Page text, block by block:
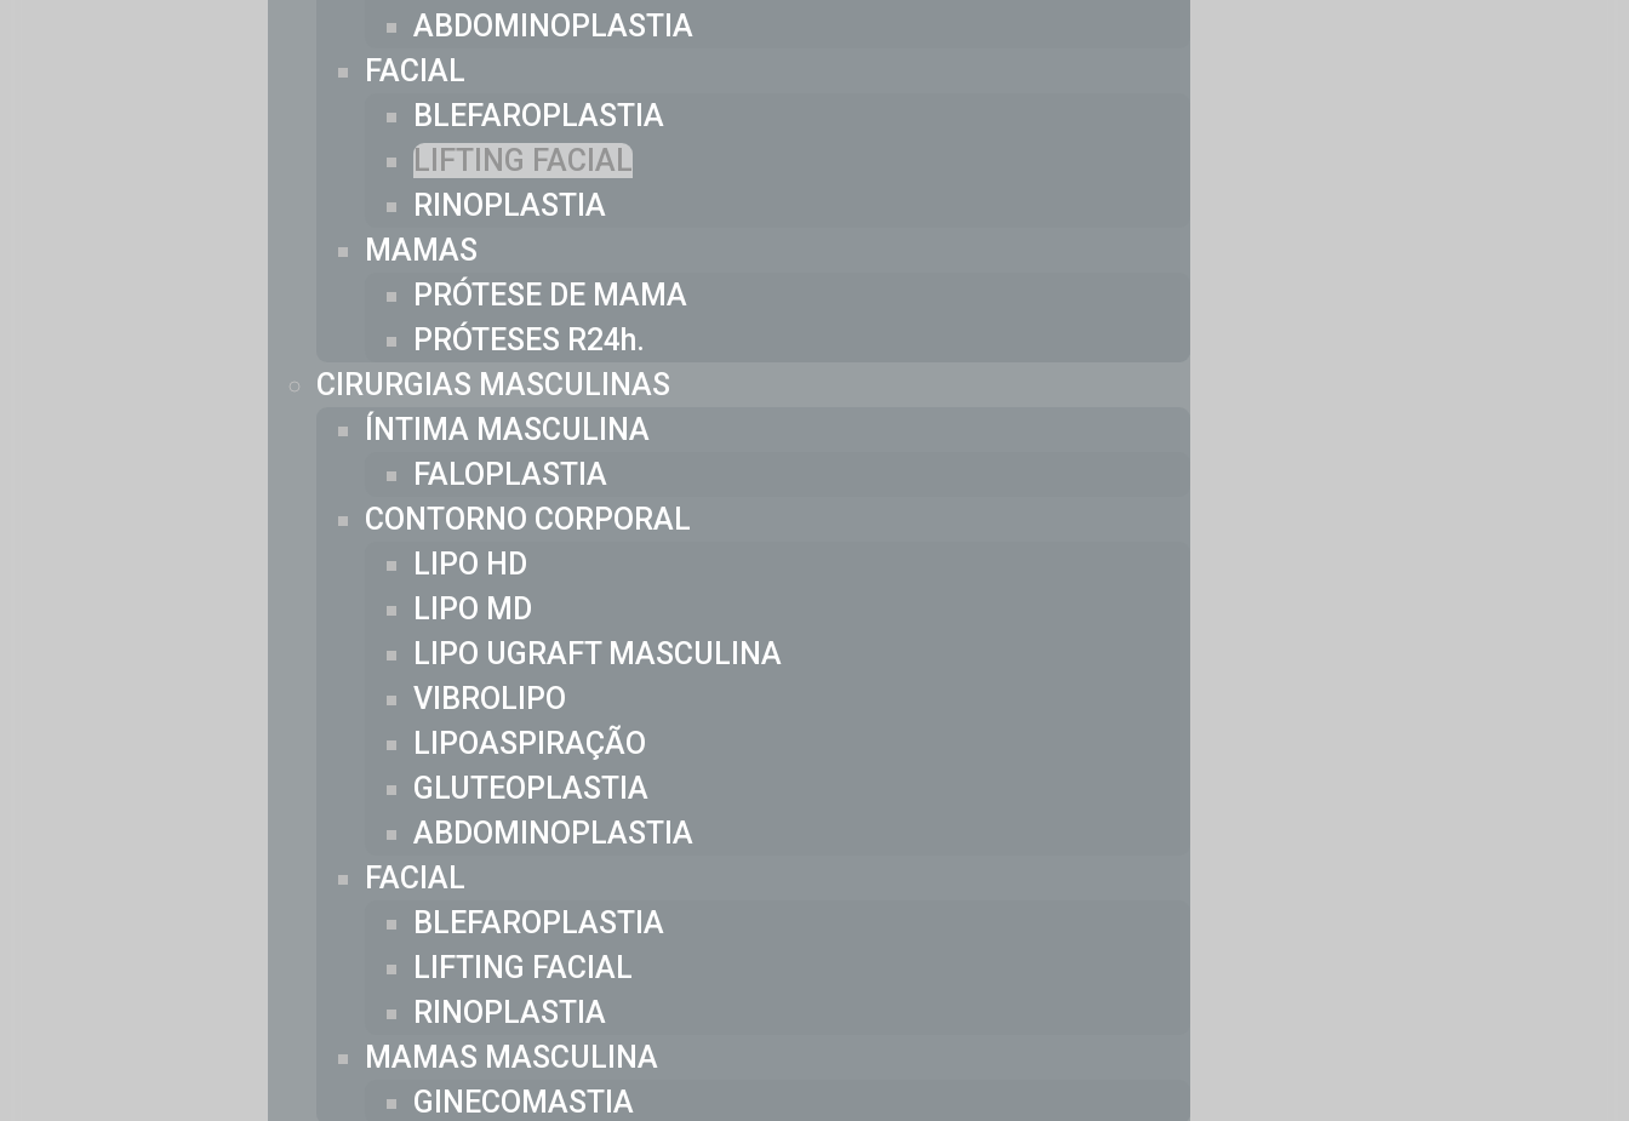
ABDOMINOPLASTIA
FACIAL
BLEFAROPLASTIA
LIFTING FACIAL
RINOPLASTIA
MAMAS
PRÓTESE DE MAMA
PRÓTESES R24h.
CIRURGIAS MASCULINAS
ÍNTIMA MASCULINA
FALOPLASTIA
CONTORNO CORPORAL
LIPO HD
LIPO MD
LIPO UGRAFT MASCULINA
VIBROLIPO
LIPOASPIRAÇÃO
GLUTEOPLASTIA
ABDOMINOPLASTIA
FACIAL
BLEFAROPLASTIA
LIFTING FACIAL
RINOPLASTIA
MAMAS MASCULINA
GINECOMASTIA